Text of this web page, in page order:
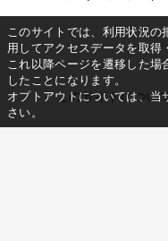
このサイトについ
このサイトでは、利用状況
用してアクセスデータを取得
これ以降ページを遷移した
したことになります。
オプトアウトについては、当
さい。